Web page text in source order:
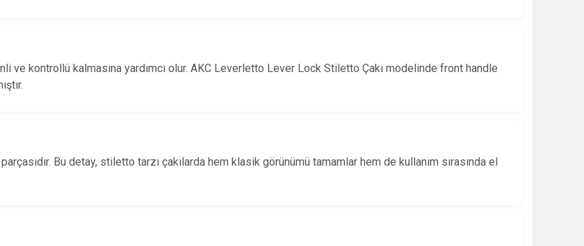
ve kontrollü kalmasına yardımcı olur. AKC Leverletto Lever Lock Stiletto Çakı modelinde front handle
Bu detay, stiletto tarzı çakılarda hem klasik görünümü tamamlar hem de kullanım sırasında el